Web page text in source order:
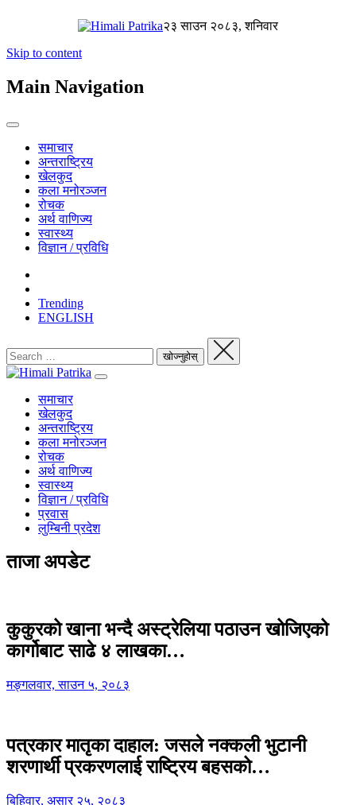
२३ साउन २०८३, शनिवार
Skip to content
Main Navigation
समाचार
अन्तराष्ट्रिय
खेलकुद
कला मनोरञ्जन
रोचक
अर्थ वाणिज्य
स्वास्थ्य
विज्ञान / प्रविधि
Trending
ENGLISH
समाचार
खेलकुद
अन्तराष्ट्रिय
कला मनोरञ्जन
रोचक
अर्थ वाणिज्य
स्वास्थ्य
विज्ञान / प्रविधि
प्रवास
लुम्बिनी प्रदेश
ताजा अपडेट
कुकुरको खाना भन्दै अस्ट्रेलिया पठाउन खोजिएको
कार्गोबाट साढे ४ लाखका…
मङ्गलवार, साउन ५, २०८३
पत्रकार मातृका दाहाल: जसले नक्कली भुटानी
शरणार्थी प्रकरणलाई राष्ट्रिय बहसको…
बिहिवार, असार २५, २०८३